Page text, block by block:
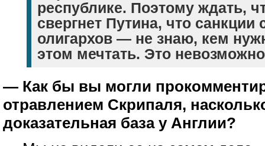
республике. Поэтому ждать,
свергнет Путина, что санкции
олигархов — не знаю, кем
этом мечтать. Это
— Как бы вы могли
отравлением Скрипаля,
доказательная база у Англии?